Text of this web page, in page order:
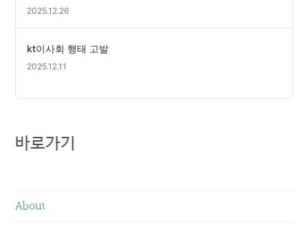
2025.12.26
kt이사회 행태 고발
2025.12.11
바로가기
About